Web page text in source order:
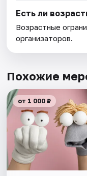
Есть ли
Возрастные
организаторов.
Похожие
от 1 000 ₽